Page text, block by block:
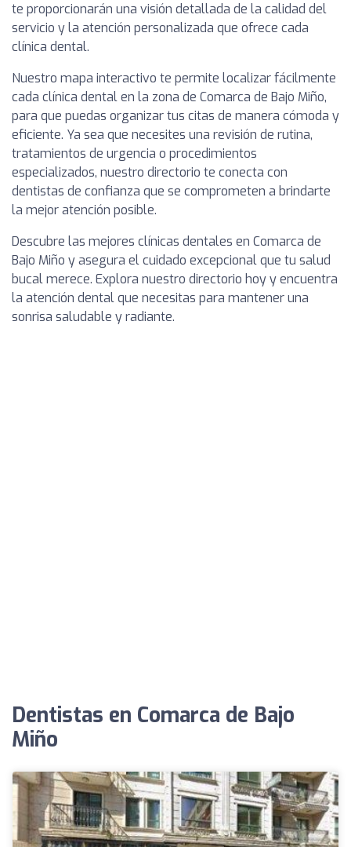
te proporcionarán una visión detallada de la calidad del
servicio y la atención personalizada que ofrece cada
clínica dental.
Nuestro mapa interactivo te permite localizar fácilmente
cada clínica dental en la zona de Comarca de Bajo Miño,
para que puedas organizar tus citas de manera cómoda y
eficiente. Ya sea que necesites una revisión de rutina,
tratamientos de urgencia o procedimientos
especializados, nuestro directorio te conecta con
dentistas de confianza que se comprometen a brindarte
la mejor atención posible.
Descubre las mejores clínicas dentales en Comarca de
Bajo Miño y asegura el cuidado excepcional que tu salud
bucal merece. Explora nuestro directorio hoy y encuentra
la atención dental que necesitas para mantener una
sonrisa saludable y radiante.
Dentistas en Comarca de Bajo
Miño